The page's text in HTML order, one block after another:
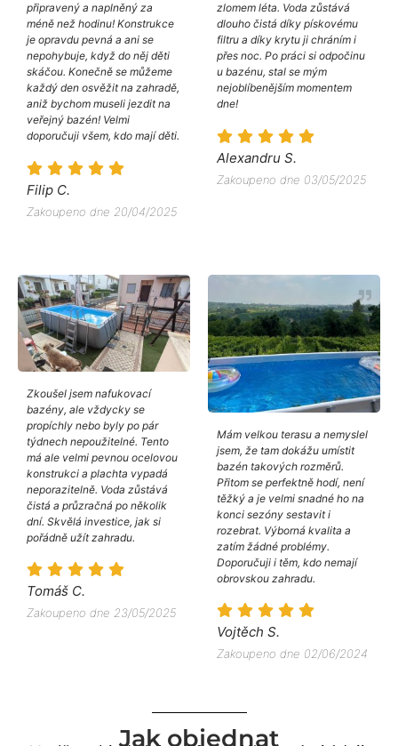
připravený a naplněný za
méně než hodinu! Konstrukce
je opravdu pevná a ani se
nepohybuje, když do něj děti
skáčou. Konečně se můžeme
každý den osvěžit na zahradě,
aniž bychom museli jezdit na
veřejný bazén! Velmi
doporučuji všem, kdo mají děti.
Filip C.
Zakoupeno dne 20/04/2025
zlomem léta. Voda zůstává
dlouho čistá díky pískovému
filtru a díky krytu ji chráním i
přes noc. Po práci si odpočinu
u bazénu, stal se mým
nejoblíbenějším momentem
dne!
Alexandru S.
Zakoupeno dne 03/05/2025
Zkoušel jsem nafukovací
bazény, ale vždycky se
propíchly nebo byly po pár
týdnech nepoužitelné. Tento
má ale velmi pevnou ocelovou
konstrukci a plachta vypadá
neporazitelně. Voda zůstává
čistá a průzračná po několik
dní. Skvělá investice, jak si
pořádně užít zahradu.
Tomáš C.
Zakoupeno dne 23/05/2025
Mám velkou terasu a nemyslel
jsem, že tam dokážu umístit
bazén takových rozměrů.
Přitom se perfektně hodí, není
těžký a je velmi snadné ho na
konci sezóny sestavit i
rozebrat. Výborná kvalita a
zatím žádné problémy.
Doporučuji i těm, kdo nemají
obrovskou zahradu.
Vojtěch S.
Zakoupeno dne 02/06/2024
Jak objednat